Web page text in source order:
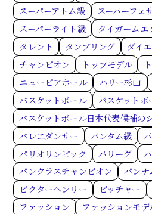
スーパーアトム級
スーパーフェ
スーパーライト級
タイガームエ
タレント
タンブリング ダイ
チャンピオン
トップモデル
ニューピアホール
ハリー杉山
バスケットボール
バスケットボ
バスケットボール日本代表候補の
バレエダンサー
バンタム級
パリオリンピック
パリーグ
パンクラスチャンピオン
パンナ
ビクターヘンリー
ピッチャー
ファッション
ファッションモデ